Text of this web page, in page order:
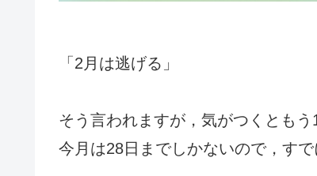
「2月は逃げる」
そう言われますが，気がつくともう
今月は28日までしかないので，す